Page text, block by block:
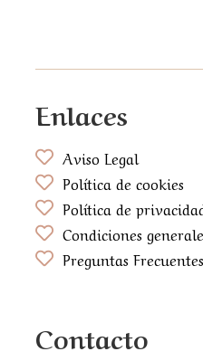
Enlaces
Aviso Legal
Política de cookies
Política de
Condiciones
Preguntas Frecuentes
Contacto